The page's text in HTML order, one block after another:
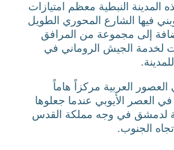
المدينة النبطية معظم امتيازات
وبني فيها الشارع المحوري الطويل
إلى مجموعة من المرافق
لخدمة الجيش الروماني في
العربية مركزاً هاماً
العصر الأيوبي عندما جعلوها
لدمشق في وجه مملكة القدس
الجنوب.